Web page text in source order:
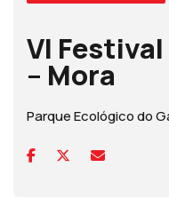
VI
– Mora
Parque Ecológico do